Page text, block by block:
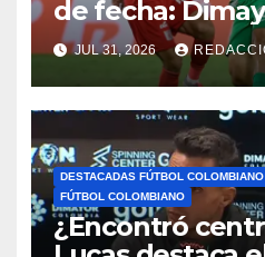
de fecha:
reprogramó el
motivos de
JUL 31, 2026
DESTACADAS FÚTBOL COLOMBIANO
FÚTBOL COLOMBIANO
¿Encontró